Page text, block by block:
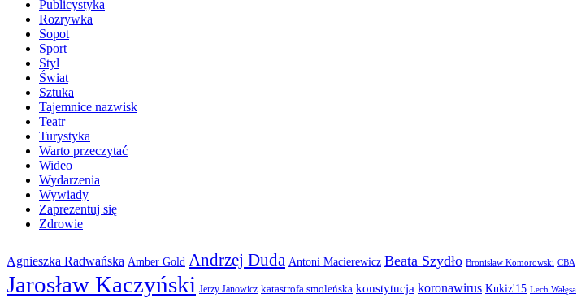
Publicystyka
Rozrywka
Sopot
Sport
Styl
Świat
Sztuka
Tajemnice nazwisk
Teatr
Turystyka
Warto przeczytać
Wideo
Wydarzenia
Wywiady
Zaprezentuj się
Zdrowie
Agnieszka Radwańska Amber Gold Andrzej Duda Antoni Macierewicz Beata Szydło Bronisław Komorowski CBA
Jarosław Kaczyński Jerzy Janowicz katastrofa smoleńska konstytucja koronawirus Kukiz'15 Lech Wałęsa